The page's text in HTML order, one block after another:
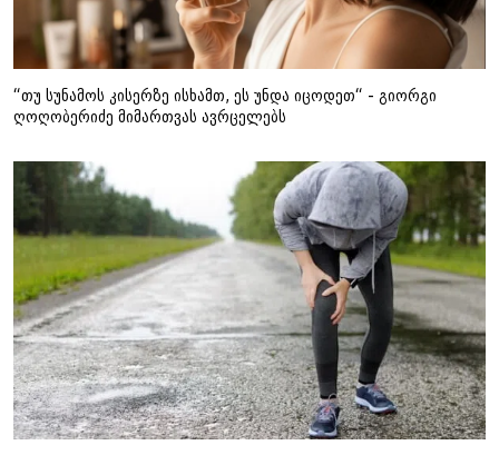
“თუ სუნამოს კისერზე ისხამთ, ეს უნდა იცოდეთ“ - გიორგი
ღოღობერიძე მიმართვას ავრცელებს